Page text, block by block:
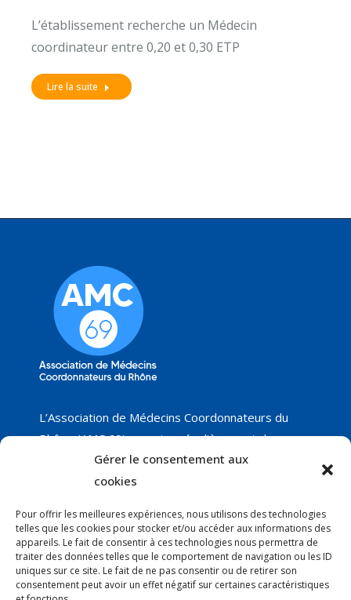
Gérer le consentement aux
cookies
Pour offrir les meilleures expériences, nous utilisons des technologies
telles que les cookies pour stocker et/ou accéder aux informations des
appareils. Le fait de consentir à ces technologies nous permettra de
traiter des données telles que le comportement de navigation ou les ID
uniques sur ce site. Le fait de ne pas consentir ou de retirer son
consentement peut avoir un effet négatif sur certaines caractéristiques
L’établissement recherche un Médecin
coordinateur entre 0,20 et 0,30 ETP
Lire la suite
L’Association de Médecins Coordonnateurs du
Rhône (AMC 69) organise régulièrement des
groupes de travail sur différents thèmes, dont
nous vous proposerons les résultats, ainsi que les
de vous faire part de nos nouveautés !
Courrier:
Anne-Claire Thury - AMC 69